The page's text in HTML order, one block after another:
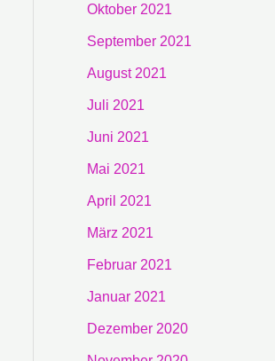
Oktober 2021
September 2021
August 2021
Juli 2021
Juni 2021
Mai 2021
April 2021
März 2021
Februar 2021
Januar 2021
Dezember 2020